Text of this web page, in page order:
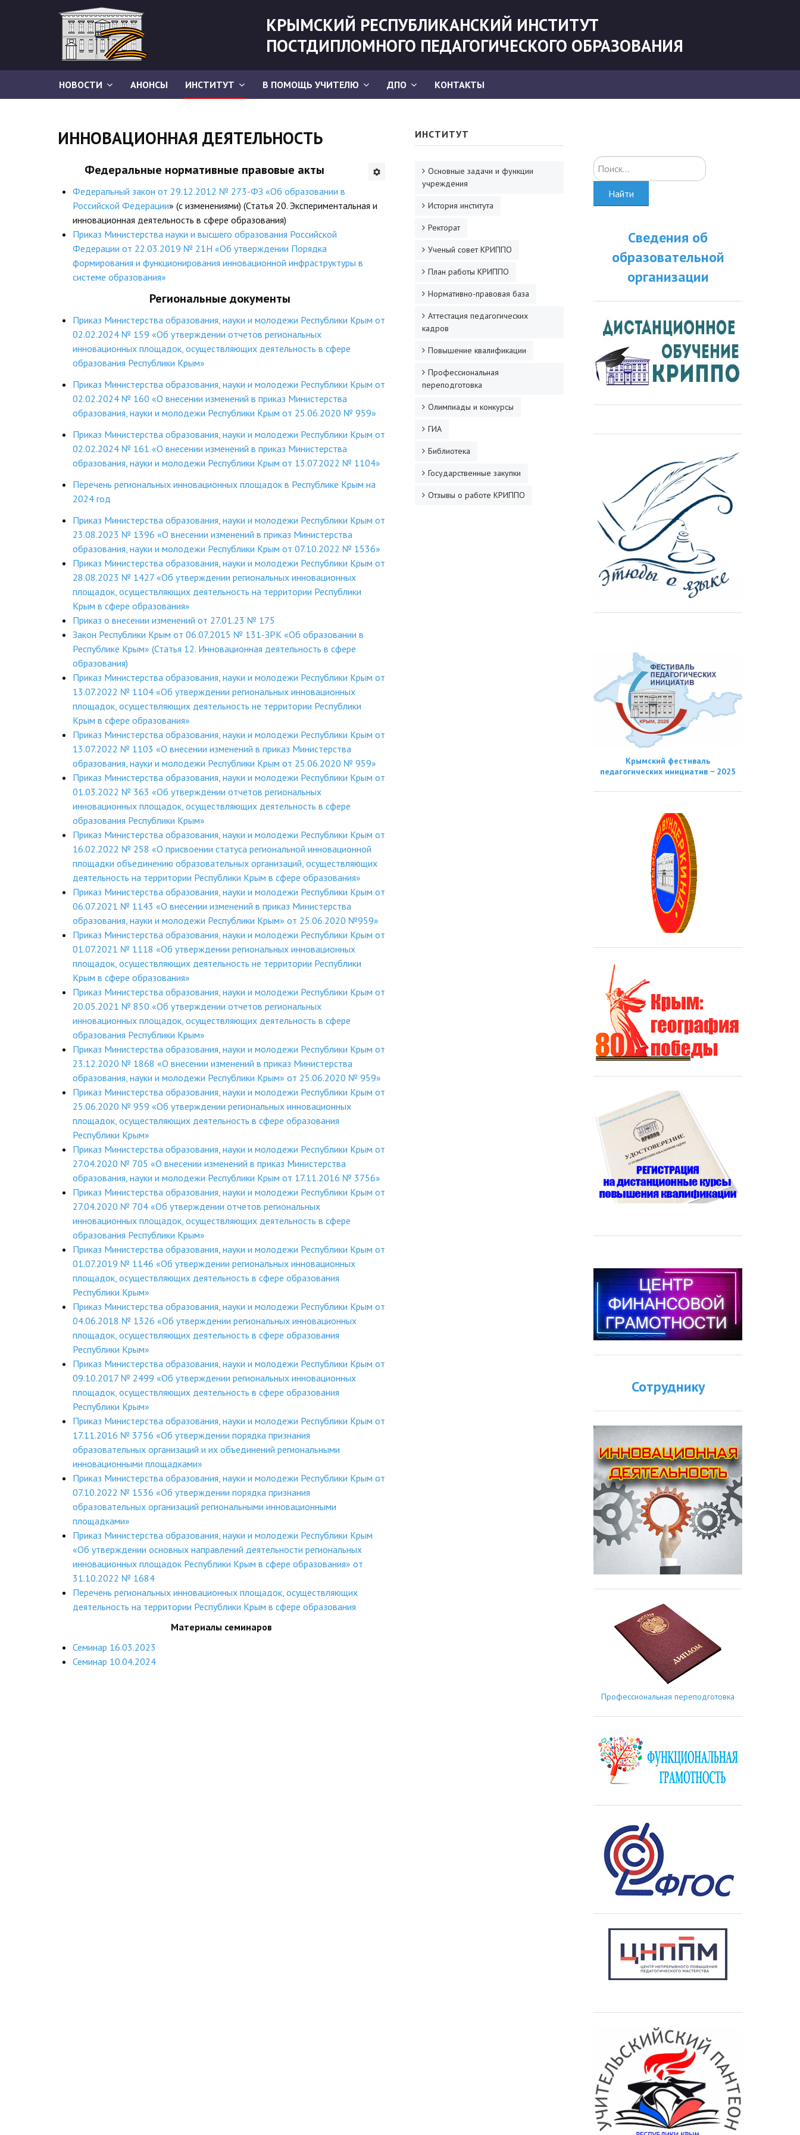
КРЫМСКИЙ РЕСПУБЛИКАНСКИЙ ИНСТИТУТ
ПОСТДИПЛОМНОГО ПЕДАГОГИЧЕСКОГО ОБРАЗОВАНИЯ
НОВОСТИ АНОНСЫ ИНСТИТУТ В ПОМОЩЬ УЧИТЕЛЮ ДПО КОНТАКТЫ
ИННОВАЦИОННАЯ ДЕЯТЕЛЬНОСТЬ
Федеральные нормативные правовые акты
Федеральный закон от 29.12.2012 № 273-ФЗ «Об образовании в
Российской Федерации» (с изменениями) (Статья 20. Экспериментальная и
инновационная деятельность в сфере образования)
Приказ Министерства науки и высшего образования Российской
Федерации от 22.03.2019 № 21Н «Об утверждении Порядка
формирования и функционирования инновационной инфраструктуры в
системе образования»
Региональные документы
Приказ Министерства образования, науки и молодежи Республики Крым от
02.02.2024 № 159 «Об утверждении отчетов региональных
инновационных площадок, осуществляющих деятельность в сфере
образования Республики Крым»
Приказ Министерства образования, науки и молодежи Республики Крым от
02.02.2024 № 160 «О внесении изменений в приказ Министерства
образования, науки и молодежи Республики Крым от 25.06.2020 № 959»
Приказ Министерства образования, науки и молодежи Республики Крым от
02.02.2024 № 161 «О внесении изменений в приказ Министерства
образования, науки и молодежи Республики Крым от 13.07.2022 № 1104»
Перечень региональных инновационных площадок в Республике Крым на
2024 год
Приказ Министерства образования, науки и молодежи Республики Крым от
23.08.2023 № 1396 «О внесении изменений в приказ Министерства
образования, науки и молодежи Республики Крым от 07.10.2022 № 1536»
Приказ Министерства образования, науки и молодежи Республики Крым от
28.08.2023 № 1427 «Об утверждении региональных инновационных
площадок, осуществляющих деятельность на территории Республики
Крым в сфере образования»
Приказ о внесении изменений от 27.01.23 № 175
Закон Республики Крым от 06.07.2015 № 131-ЗРК «Об образовании в
Республике Крым» (Статья 12. Инновационная деятельность в сфере
образования)
Приказ Министерства образования, науки и молодежи Республики Крым от
13.07.2022 № 1104 «Об утверждении региональных инновационных
площадок, осуществляющих деятельность не территории Республики
Крым в сфере образования»
Приказ Министерства образования, науки и молодежи Республики Крым от
13.07.2022 № 1103 «О внесении изменений в приказ Министерства
образования, науки и молодежи Республики Крым от 25.06.2020 № 959»
Приказ Министерства образования, науки и молодежи Республики Крым от
01.03.2022 № 363 «Об утверждении отчетов региональных
инновационных площадок, осуществляющих деятельность в сфере
образования Республики Крым»
Приказ Министерства образования, науки и молодежи Республики Крым от
16.02.2022 № 258 «О присвоении статуса региональной инновационной
площадки объединению образовательных организаций, осуществляющих
деятельность на территории Республики Крым в сфере образования»
Приказ Министерства образования, науки и молодежи Республики Крым от
06.07.2021 № 1143 «О внесении изменений в приказ Министерства
образования, науки и молодежи Республики Крым» от 25.06.2020 №959»
Приказ Министерства образования, науки и молодежи Республики Крым от
01.07.2021 № 1118 «Об утверждении региональных инновационных
площадок, осуществляющих деятельность не территории Республики
Крым в сфере образования»
Приказ Министерства образования, науки и молодежи Республики Крым от
20.05.2021 № 850 «Об утверждении отчетов региональных
инновационных площадок, осуществляющих деятельность в сфере
образования Республики Крым»
Приказ Министерства образования, науки и молодежи Республики Крым от
23.12.2020 № 1868 «О внесении изменений в приказ Министерства
образования, науки и молодежи Республики Крым» от 25.06.2020 № 959»
Приказ Министерства образования, науки и молодежи Республики Крым от
25.06.2020 № 959 «Об утверждении региональных инновационных
площадок, осуществляющих деятельность в сфере образования
Республики Крым»
Приказ Министерства образования, науки и молодежи Республики Крым от
27.04.2020 № 705 «О внесении изменений в приказ Министерства
образования, науки и молодежи Республики Крым от 17.11.2016 № 3756»
Приказ Министерства образования, науки и молодежи Республики Крым от
27.04.2020 № 704 «Об утверждении отчетов региональных
инновационных площадок, осуществляющих деятельность в сфере
образования Республики Крым»
Приказ Министерства образования, науки и молодежи Республики Крым от
01.07.2019 № 1146 «Об утверждении региональных инновационных
площадок, осуществляющих деятельность в сфере образования
Республики Крым»
Приказ Министерства образования, науки и молодежи Республики Крым от
04.06.2018 № 1326 «Об утверждении региональных инновационных
площадок, осуществляющих деятельность в сфере образования
Республики Крым»
Приказ Министерства образования, науки и молодежи Республики Крым от
09.10.2017 № 2499 «Об утверждении региональных инновационных
площадок, осуществляющих деятельность в сфере образования
Республики Крым»
Приказ Министерства образования, науки и молодежи Республики Крым от
17.11.2016 № 3756 «Об утверждении порядка признания
образовательных организаций и их объединений региональными
инновационными площадками»
Приказ Министерства образования, науки и молодежи Республики Крым от
07.10.2022 № 1536 «Об утверждении порядка признания
образовательных организаций региональными инновационными
площадками»
Приказ Министерства образования, науки и молодежи Республики Крым
«Об утверждении основных направлений деятельности региональных
инновационных площадок Республики Крым в сфере образования» от
31.10.2022 № 1684
Перечень региональных инновационных площадок, осуществляющих
деятельность на территории Республики Крым в сфере образования
Материалы семинаров
Семинар 16.03.2023
Семинар 10.04.2024
ИНСТИТУТ
Основные задачи и функции
учреждения
История института
Ректорат
Ученый совет КРИППО
План работы КРИППО
Нормативно-правовая база
Аттестация педагогических
кадров
Повышение квалификации
Профессиональная
переподготовка
Олимпиады и конкурсы
ГИА
Библиотека
Государственные закупки
Отзывы о работе КРИППО
Искать...
Найти
Сведения об
образовательной
организации
Крымский фестиваль
педагогических инициатив − 2025
Сотруднику
Профессиональная переподготовка